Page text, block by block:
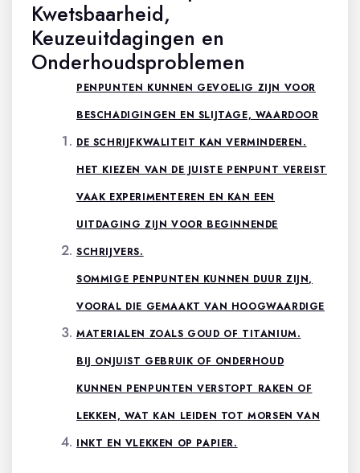
Kwetsbaarheid,
Keuzeuitdagingen en
Onderhoudsproblemen
PENPUNTEN KUNNEN GEVOELIG ZIJN VOOR
BESCHADIGINGEN EN SLIJTAGE, WAARDOOR
DE SCHRIJFKWALITEIT KAN VERMINDEREN.
HET KIEZEN VAN DE JUISTE PENPUNT VEREIST
VAAK EXPERIMENTEREN EN KAN EEN
UITDAGING ZIJN VOOR BEGINNENDE
SCHRIJVERS.
SOMMIGE PENPUNTEN KUNNEN DUUR ZIJN,
VOORAL DIE GEMAAKT VAN HOOGWAARDIGE
MATERIALEN ZOALS GOUD OF TITANIUM.
BIJ ONJUIST GEBRUIK OF ONDERHOUD
KUNNEN PENPUNTEN VERSTOPT RAKEN OF
LEKKEN, WAT KAN LEIDEN TOT MORSEN VAN
INKT EN VLEKKEN OP PAPIER.